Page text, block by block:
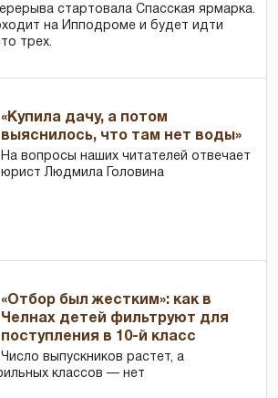
стартовала Спасская ярмарка.
на Ипподроме и будет идти
трех.
«Купила дачу, а потом
выяснилось, что там нет воды»
На вопросы наших читателей отвечает
юрист Людмила Головина
«Отбор был жестким»: как в
Челнах детей фильтруют для
поступления в 10-й класс
Число выпускников растет, а
классов — нет